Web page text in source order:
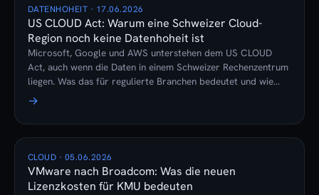
DATENHOHEIT · 17.06.2026
US CLOUD Act: Warum eine Schweizer Cloud-
Region noch keine Datenhoheit ist
Microsoft, Google und AWS unterstehen dem US CLOUD
Act, auch wenn die Daten in einem Schweizer Rechenzentrum
liegen. Was das für regulierte Branchen bedeutet und wie
echte Datenhoheit aussieht.
→
CLOUD · 05.06.2026
VMware nach Broadcom: Was die neuen
Lizenzkosten für KMU bedeuten